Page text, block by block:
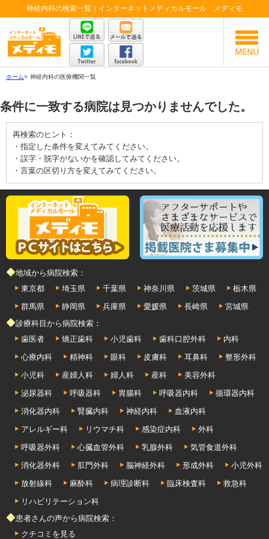
神経内科の検索一覧｜インターネットメディカルモール メディモ
ホーム> 神経内科の医療機関一覧
条件に一致する病院は見つかりませんでした。
再検索のヒント：
・指定した条件を変えてみてください。
・誤字・脱字がないかを確認してみてください。
・言葉の区切り方を変えてみてください。
◆地域から病院検索：
東京都
埼玉県 千葉県 神奈川県 茨城県
栃木県
群馬県
静岡県 兵庫県 愛媛県 長崎県
宮城県
◆診療科目から病院検索：
歯医者
矯正歯科 小児歯科 歯科口腔外科
内科
心療内科
精神科 眼科 皮膚科 耳鼻科
整形外科
小児科
産婦人科 婦人科 産科
美容外科
泌尿器科
呼吸器科 胃腸科 呼吸器内科
循環器内科
消化器内科
腎臓内科 神経内科
血液内科
アレルギー科
リウマチ科 感染症内科
外科
呼吸器外科
心臓血管外科 乳腺外科
気管食道外科
消化器外科
肛門外科 脳神経外科 形成外科
小児外科
放射線科
麻酔科 病理診断科 臨床検査科
救急科
リハビリテーション科
◆患者さんの声から病院検索：
クチコミを見る